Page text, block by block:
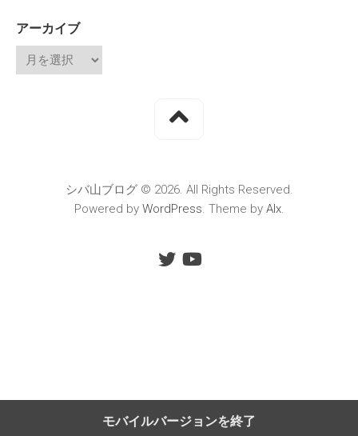
アーカイブ
シバ山ブログ © 2026. All Rights Reserved.
Powered by WordPress. Theme by Alx.
モバイルバージョンを終了